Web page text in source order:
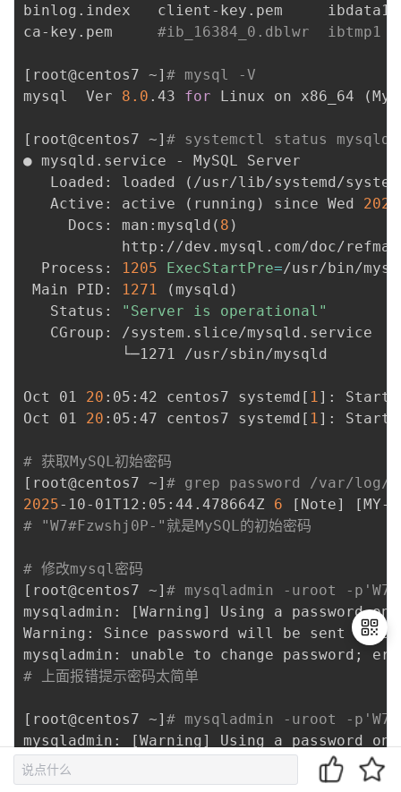
binlog.index   client-key.pem     ibdata1
ca-key.pem #ib_16384_0.dblwr
[ root@centos7 ~] # mysql -V
mysql  Ver 8.0 .43 for Linux on x86_64 (
[ root@centos7 ~] # systemctl status mysqld
● mysqld.service - MySQL Server
   Loaded: loaded
( /usr/lib/systemd/
   Active: active
( running ) since Wed 2025
     Docs: man:mysqld
( 8 )
http://dev.mysql.com/doc/
  Process:
1205 ExecStartPre=/usr/bin/
Main PID:
1271 ( mysqld )
   Status:
"Server is operational"
   CGroup: /system.slice/mysqld.service
           └─1271 /usr/sbin/mysqld
Oct 01 20 :05:42 centos7 systemd [ 1] :
Oct 01 20 :05:47 centos7 systemd [ 1] :
# 获取MySQL初始密码
[ root@centos7 ~] # grep password /var/log/
2025-10-01T12:05:44.478664Z 6 [ Note] [MY-
# "W7#Fzwshj0P-"就是MySQL的初始密码
# 修改mysql密码
[ root@centos7 ~] # mysqladmin -uroot -
mysqladmin:
[Warning ]
Using a password
Warning: Since password will be sent to
mysqladmin: unable to change password ;
# 上面报错提示密码太简单
[ root@centos7 ~] # mysqladmin -uroot -
mysqladmin:
[Warning ]
Using a password
Warning: Since password will be sent to